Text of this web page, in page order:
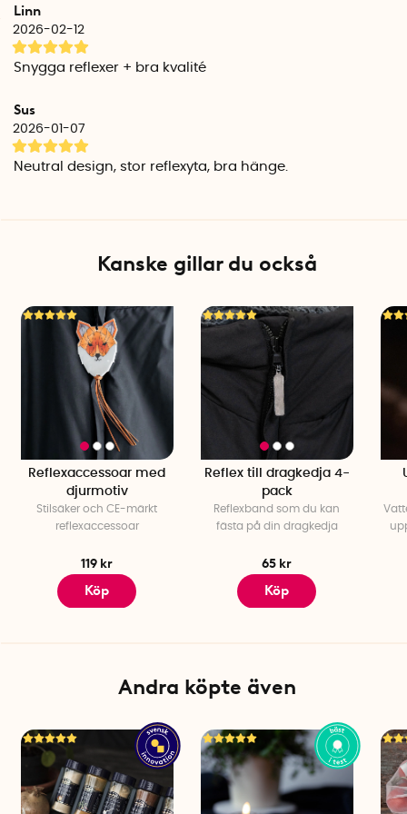
Längd, rundad: 7 cm
Bredd, rundad: 4 cm
Bredd, rak: 2,4 cm
Antal per förpackning: 1
Linn
2026-02-12
Snygga reflexer + bra kvalité
Sus
2026-01-07
Neutral design, stor reflexyta, bra hänge.
Kanske gillar du också
Reflexaccessoar med
djurmotiv
Stilsäker och CE-märkt
reflexaccessoar
119 kr
Köp
Reflex till dragkedja 4-
pack
Reflexband som du kan
fästa på din dragkedja
65 kr
Köp
Andra köpte även